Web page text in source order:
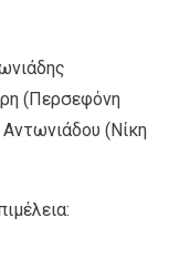
(Περσεφόνη
(Νίκη